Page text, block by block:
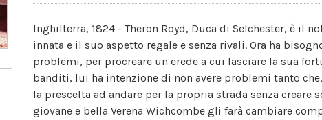
Inghilterra, 1824 - Theron Royd, Duca di Selchester, è il
innata e il suo aspetto regale e senza rivali. Ora ha
problemi, per procreare un erede a cui lasciare la sua
banditi, lui ha intenzione di non avere problemi tanto
la prescelta ad andare per la propria strada senza creare
giovane e bella Verena Wichcombe gli farà cambiare